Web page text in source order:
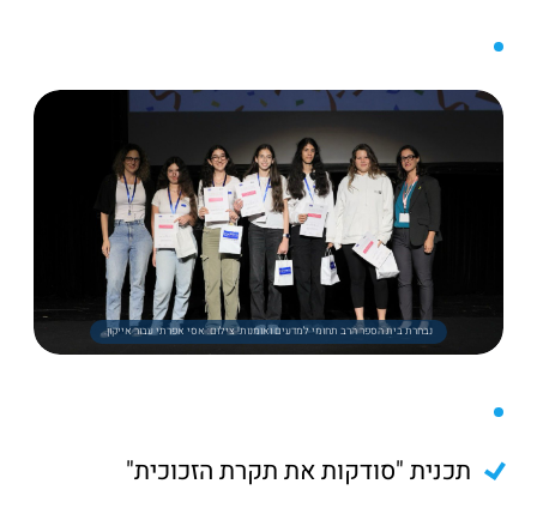
נבחרת בית הספר הרב תחומי למדעים ואומנות! צילום: אסי אפרתי עבור אייקון.
תכנית "סודקות את תקרת הזכוכית"